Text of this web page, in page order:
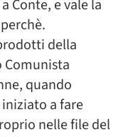
Conte, e vale la
della
quando
a fare
nelle file del